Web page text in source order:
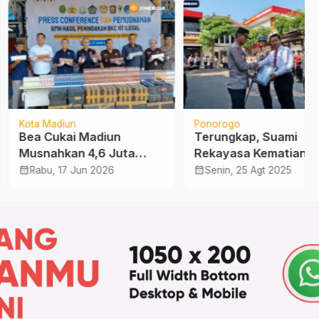
Cukai Madiun
4,6 Juta
Rokok Ilegal,
17 Jun 2026
Terungkap, Suami
Rekayasa Kematian Istri
di Hutan Jati Sampung
Senin, 25 Agt 2025